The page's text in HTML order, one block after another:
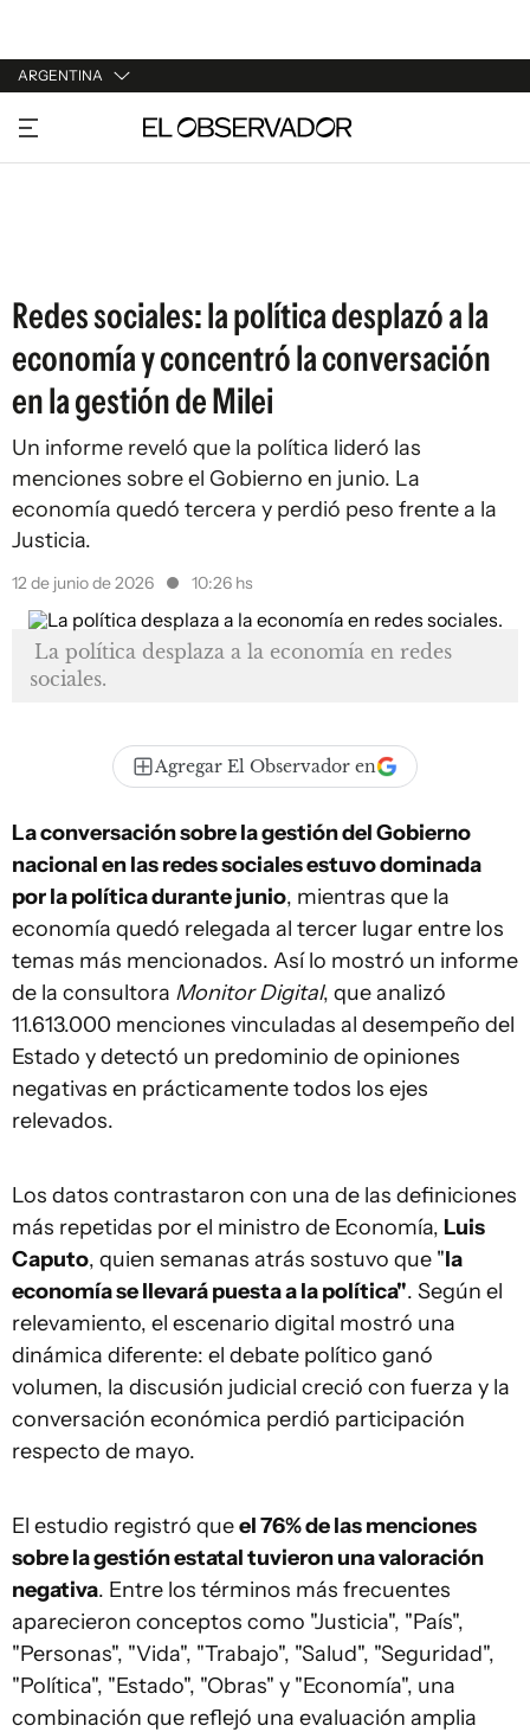
ARGENTINA
URUGUAY
ARGENTINA
Redes sociales: la política desplazó a la
economía y concentró la conversación
en la gestión de Milei
Un informe reveló que la política lideró las
menciones sobre el Gobierno en junio. La
economía quedó tercera y perdió peso frente a la
Justicia.
12 de junio de 2026 10:26 hs
La política desplaza a la economía en redes
sociales.
Agregar El Observador en
La conversación sobre la gestión del Gobierno
nacional en las redes sociales estuvo dominada
por la política durante junio, mientras que la
economía quedó relegada al tercer lugar entre los
temas más mencionados. Así lo mostró un informe
de la consultora Monitor Digital, que analizó
11.613.000 menciones vinculadas al desempeño del
Estado y detectó un predominio de opiniones
negativas en prácticamente todos los ejes
relevados.
Los datos contrastaron con una de las definiciones
más repetidas por el ministro de Economía, Luis
Caputo, quien semanas atrás sostuvo que "la
economía se llevará puesta a la política". Según el
relevamiento, el escenario digital mostró una
dinámica diferente: el debate político ganó
volumen, la discusión judicial creció con fuerza y la
conversación económica perdió participación
respecto de mayo.
El estudio registró queel 76% de las menciones
sobre la gestión estatal tuvieron una valoración
negativa. Entre los términos más frecuentes
aparecieron conceptos como "Justicia", "País",
"Personas", "Vida", "Trabajo", "Salud", "Seguridad",
"Política", "Estado", "Obras" y "Economía", una
combinación que reflejó una evaluación amplia